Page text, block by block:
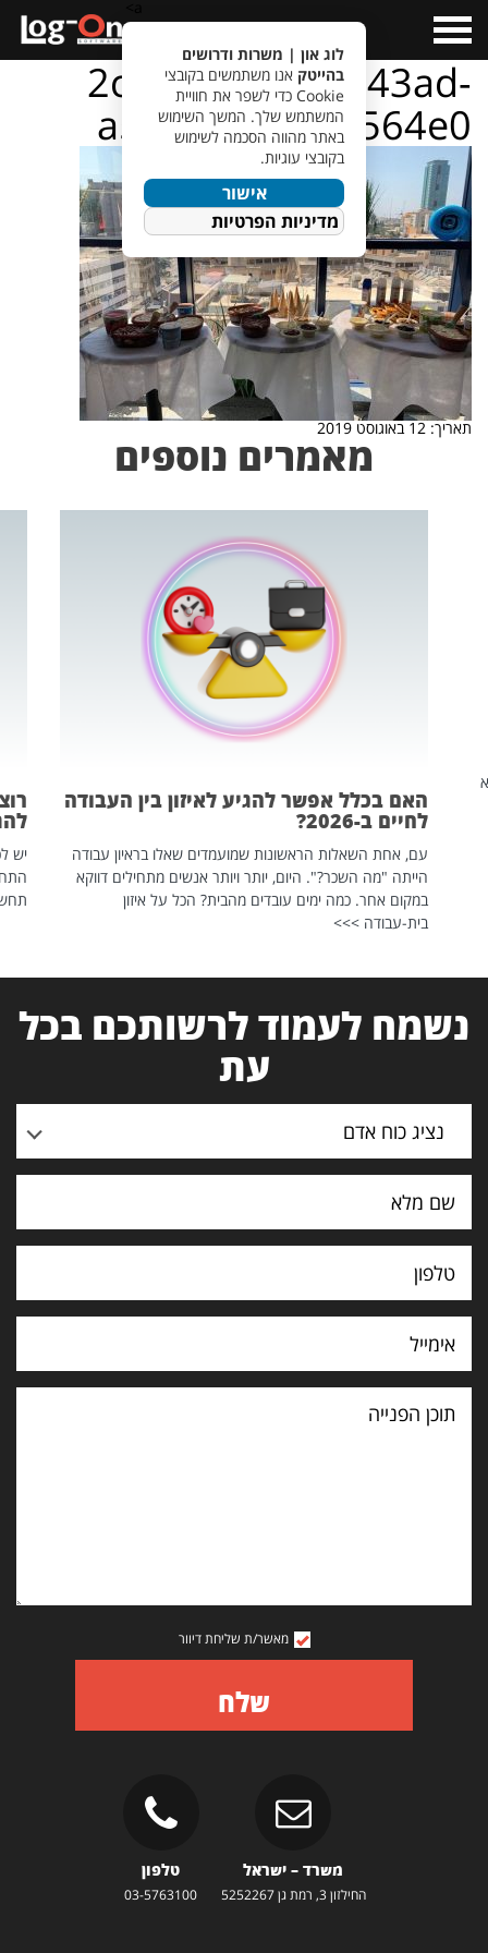
Menu
2c5a84fc-9a02-43ad-
a576-9a44e66564e0
תאריך: 12 באוגוסט 2019
מאמרים נוספים
האם בכלל אפשר להגיע לאיזון בין העבודה
לחיים ב-2026?
עם, אחת השאלות הראשונות שמועמדים שאלו בראיון עבודה
הייתה "מה השכר?". היום, יותר ויותר אנשים מתחילים דווקא
במקום אחר. כמה ימים עובדים מהבית? הכל על איזון
בית-עבודה >>>
יש
נשמח לעמוד לרשותכם בכל
עת
נציג כוח אדם
תוכן
הפנייה
מאשר/ת שליחת דיוור
שלח
משרד – ישראל
החילזון 3, רמת גן 5252267
טלפון
03-5763100
לוג און | משרות ודרושים
בהייטק אנו משתמשים בקובצי
Cookie כדי לשפר את חוויית
המשתמש שלך. המשך השימוש
באתר מהווה הסכמה לשימוש
בקובצי עוגיות.
אישור
מדיניות הפרטיות